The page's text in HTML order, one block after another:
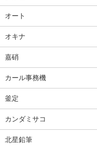
オート
オキナ
嘉硝
カール事務機
釜定
カンダミサコ
北星鉛筆